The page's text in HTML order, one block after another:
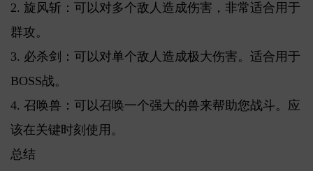
2. 旋风斩：可以对多个敌人造成伤害，非常适合用于
群攻。
3. 必杀剑：可以对单个敌人造成极大伤害。适合用于
BOSS战。
4. 召唤兽：可以召唤一个强大的兽来帮助您战斗。应
该在关键时刻使用。
总结